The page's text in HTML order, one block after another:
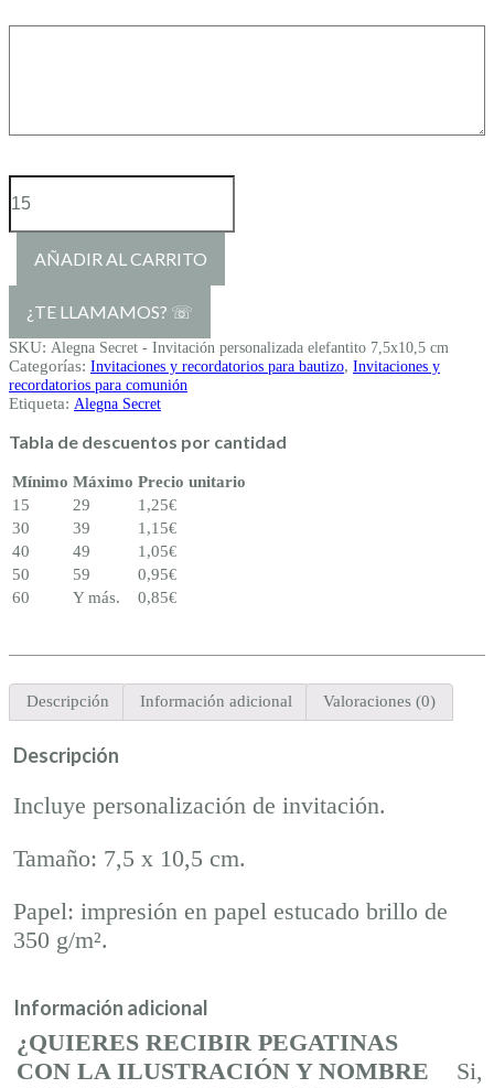
personalizada
elefantito
7,5x10,5
cm
cantidad
AÑADIR AL CARRITO
SKU: Alegna Secret - Invitación personalizada elefantito 7,5x10,5 cm
Categorías: Invitaciones y recordatorios para bautizo, Invitaciones y
recordatorios para comunión
Etiqueta: Alegna Secret
Tabla de descuentos por cantidad
Mínimo Máximo Precio unitario
15
29 1,25€
30 39 1,15€
40 49 1,05€
50 59 0,95€
60 Y más. 0,85€
Descripción Información adicional Valoraciones (0)
Descripción
Incluye personalización de invitación.
Tamaño: 7,5 x 10,5 cm.
Papel: impresión en papel estucado brillo de
350 g/m².
Información adicional
¿QUIERES RECIBIR PEGATINAS
CON LA ILUSTRACIÓN Y NOMBRE
Si,